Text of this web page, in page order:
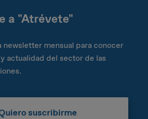
a "Atrévete"
newsletter mensual para conocer
actualidad del sector de las
suscribirme